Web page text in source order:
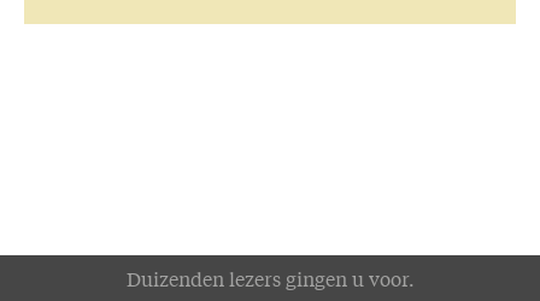
Volkomen herstelDuizenden lezers gingen u voor.